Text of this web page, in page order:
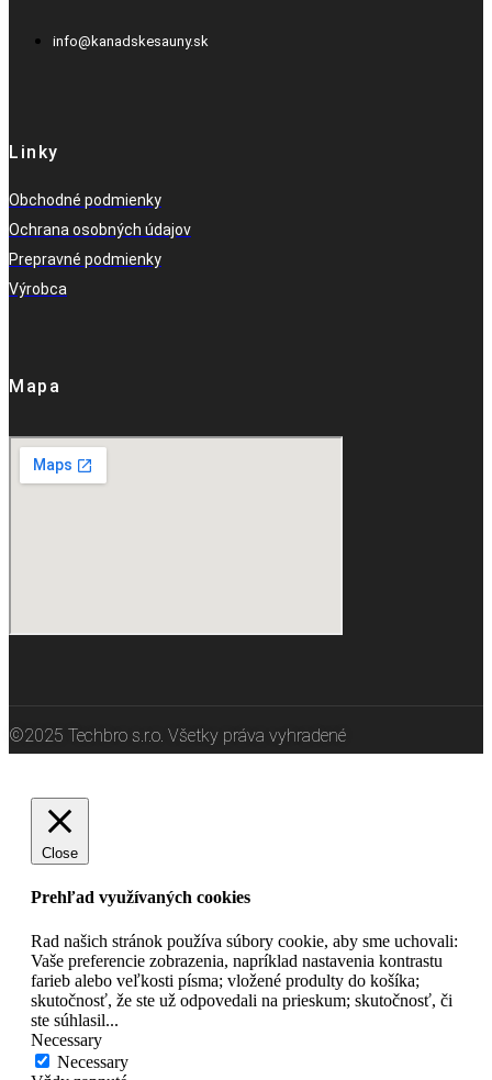
info@kanadskesauny.sk
Linky
Obchodné podmienky
Ochrana osobných údajov
Prepravné podmienky
Výrobca
Mapa
©2025 Techbro s.r.o. Všetky práva vyhradené
Close
Prehľad využívaných cookies
Rad našich stránok používa súbory cookie, aby sme uchovali:
Vaše preferencie zobrazenia, napríklad nastavenia kontrastu
farieb alebo veľkosti písma; vložené produlty do košíka;
skutočnosť, že ste už odpovedali na prieskum; skutočnosť, či
ste súhlasil...
Necessary
Necessary